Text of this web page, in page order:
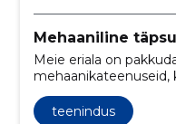
Mehaaniline
Meie eriala on
mehaanikateenuseid,
teenindus